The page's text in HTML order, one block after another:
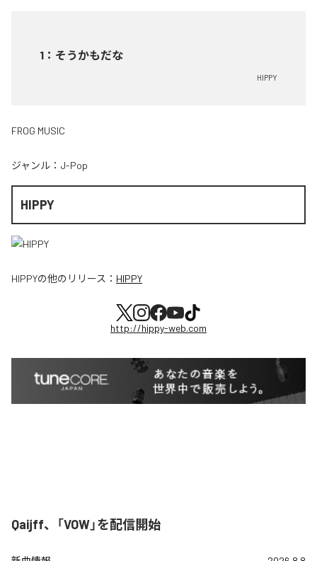
1 ： そうかもだな
HIPPY
FROG MUSIC
ジャンル： J-Pop
HIPPY
HIPPYの他のリリース： HIPPY
http://hippy-web.com
Qaijff、「VOW」を配信開始